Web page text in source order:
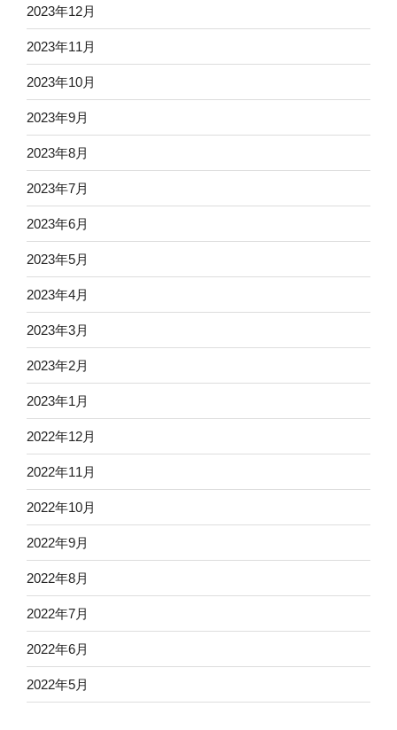
2023年12月
2023年11月
2023年10月
2023年9月
2023年8月
2023年7月
2023年6月
2023年5月
2023年4月
2023年3月
2023年2月
2023年1月
2022年12月
2022年11月
2022年10月
2022年9月
2022年8月
2022年7月
2022年6月
2022年5月